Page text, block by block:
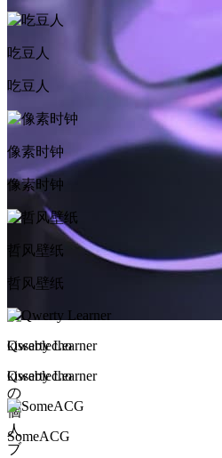
kissablecho
kissablecho
の
個
人
ブ
吃豆人
吃豆人
像素时钟
像素时钟
哲风壁纸
哲风壁纸
Qwerty Learner
Qwerty Learner
SomeACG